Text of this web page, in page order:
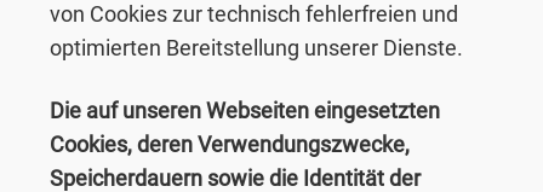
von Cookies zur technisch fehlerfreien und
optimierten Bereitstellung unserer Dienste.
Die auf unseren Webseiten eingesetzten
Cookies, deren Verwendungszwecke,
Speicherdauern sowie die Identität der